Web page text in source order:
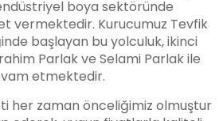
boya sektöründe
vermektedir. Kurucumuz Tevfik
başlayan bu yolculuk, ikinci
Parlak ve Selami Parlak ile
etmektedir.
her zaman önceliğimiz olmuştur